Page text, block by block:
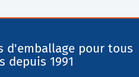
d'emballage pour tous
depuis 1991